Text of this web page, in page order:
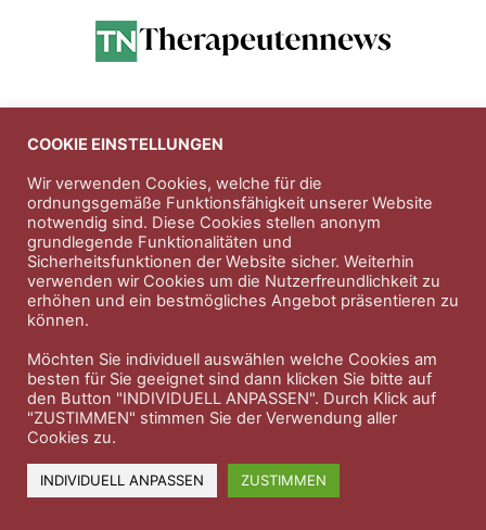
Entdecken Sie die hochwertigen
Nahrungsergänungsprodukte der FirmaNatura Vitalis
Jahn & Partner Versicherungsmakler GmbH-
Versicherungen und Finanzdienstleistungen seit 1986 -
Professioneller Rundumschutz seit über 30 Jahren.
Impressum Nutzungsbedingungen
Datenschutzerklärung
© 2023 Therapeutennews.de
COOKIE EINSTELLUNGEN
Wir verwenden Cookies, welche für die
ordnungsgemäße Funktionsfähigkeit unserer Website
notwendig sind. Diese Cookies stellen anonym
grundlegende Funktionalitäten und
Sicherheitsfunktionen der Website sicher. Weiterhin
verwenden wir Cookies um die Nutzerfreundlichkeit zu
erhöhen und ein bestmögliches Angebot präsentieren zu
können.
Möchten Sie individuell auswählen welche Cookies am
besten für Sie geeignet sind dann klicken Sie bitte auf
den Button "INDIVIDUELL ANPASSEN". Durch Klick auf
"ZUSTIMMEN" stimmen Sie der Verwendung aller
Cookies zu.
INDIVIDUELL ANPASSEN ZUSTIMMEN